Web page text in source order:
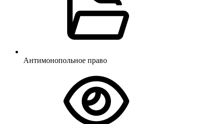
Антимонопольное право